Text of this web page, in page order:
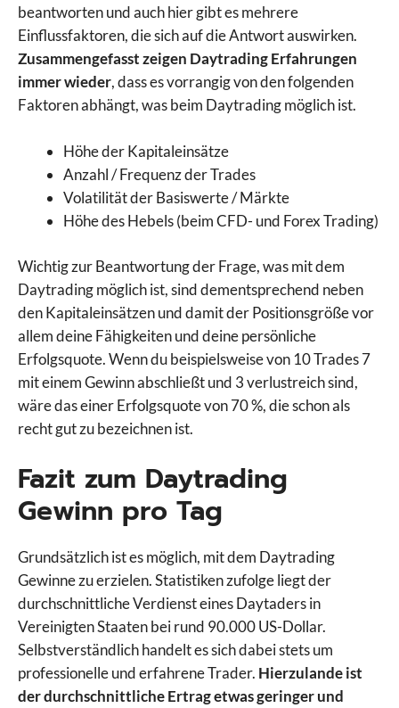
beantworten und auch hier gibt es mehrere
Einflussfaktoren, die sich auf die Antwort auswirken.
Zusammengefasst zeigen Daytrading Erfahrungen
immer wieder, dass es vorrangig von den folgenden
Faktoren abhängt, was beim Daytrading möglich ist.
Höhe der Kapitaleinsätze
Anzahl / Frequenz der Trades
Volatilität der Basiswerte / Märkte
Höhe des Hebels (beim CFD- und Forex Trading)
Wichtig zur Beantwortung der Frage, was mit dem
Daytrading möglich ist, sind dementsprechend neben
den Kapitaleinsätzen und damit der Positionsgröße vor
allem deine Fähigkeiten und deine persönliche
Erfolgsquote. Wenn du beispielsweise von 10 Trades 7
mit einem Gewinn abschließt und 3 verlustreich sind,
wäre das einer Erfolgsquote von 70 %, die schon als
recht gut zu bezeichnen ist.
Fazit zum Daytrading
Gewinn pro Tag
Grundsätzlich ist es möglich, mit dem Daytrading
Gewinne zu erzielen. Statistiken zufolge liegt der
durchschnittliche Verdienst eines Daytaders in
Vereinigten Staaten bei rund 90.000 US-Dollar.
Selbstverständlich handelt es sich dabei stets um
professionelle und erfahrene Trader. Hierzulande ist
der durchschnittliche Ertrag etwas geringer und